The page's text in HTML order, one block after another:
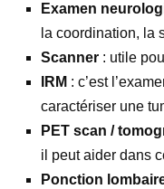
Examen
la coordination, la
Scanner : utile
IRM : c’est
caractériser une
PET scan /
il peut aider dans
Ponction